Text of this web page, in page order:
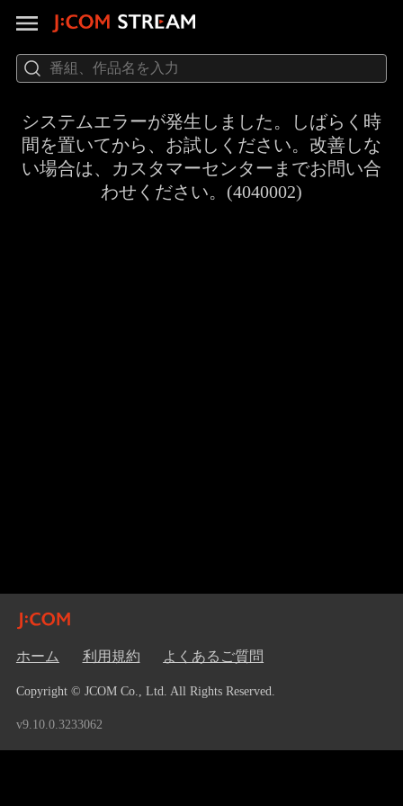
システムエラーが発生しました。しばらく時
間を置いてから、お試しください。改善しな
い場合は、カスタマーセンターまでお問い合
わせください。(4040002)
ホーム 利用規約 よくあるご質問
Copyright © JCOM Co., Ltd. All Rights Reserved.
v9.10.0.3233062